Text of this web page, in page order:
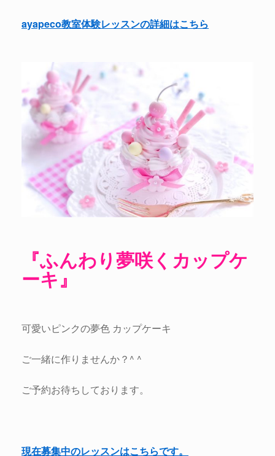
ayapeco教室体験レッスンの詳細はこちら
『ふんわり夢咲くカップケ
ーキ』
可愛いピンクの夢色 カップケーキ
ご一緒に作りませんか？^ ^
ご予約お待ちしております。
現在募集中のレッスンはこちらです。